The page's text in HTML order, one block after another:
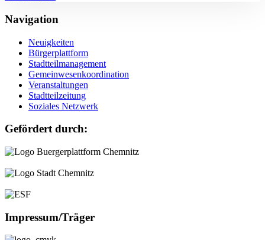
Navigation
Neuigkeiten
Bürgerplattform
Stadtteilmanagement
Gemeinwesenkoordination
Veranstaltungen
Stadtteilzeitung
Soziales Netzwerk
Gefördert durch:
Impressum/Träger